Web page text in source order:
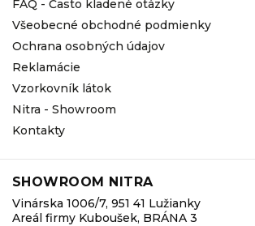
FAQ - Často kladené otázky
Všeobecné obchodné podmienky
Ochrana osobných údajov
Reklamácie
Vzorkovník látok
Nitra - Showroom
Kontakty
SHOWROOM NITRA
Vinárska 1006/7, 951 41 Lužianky
Areál firmy Kuboušek, BRÁNA 3